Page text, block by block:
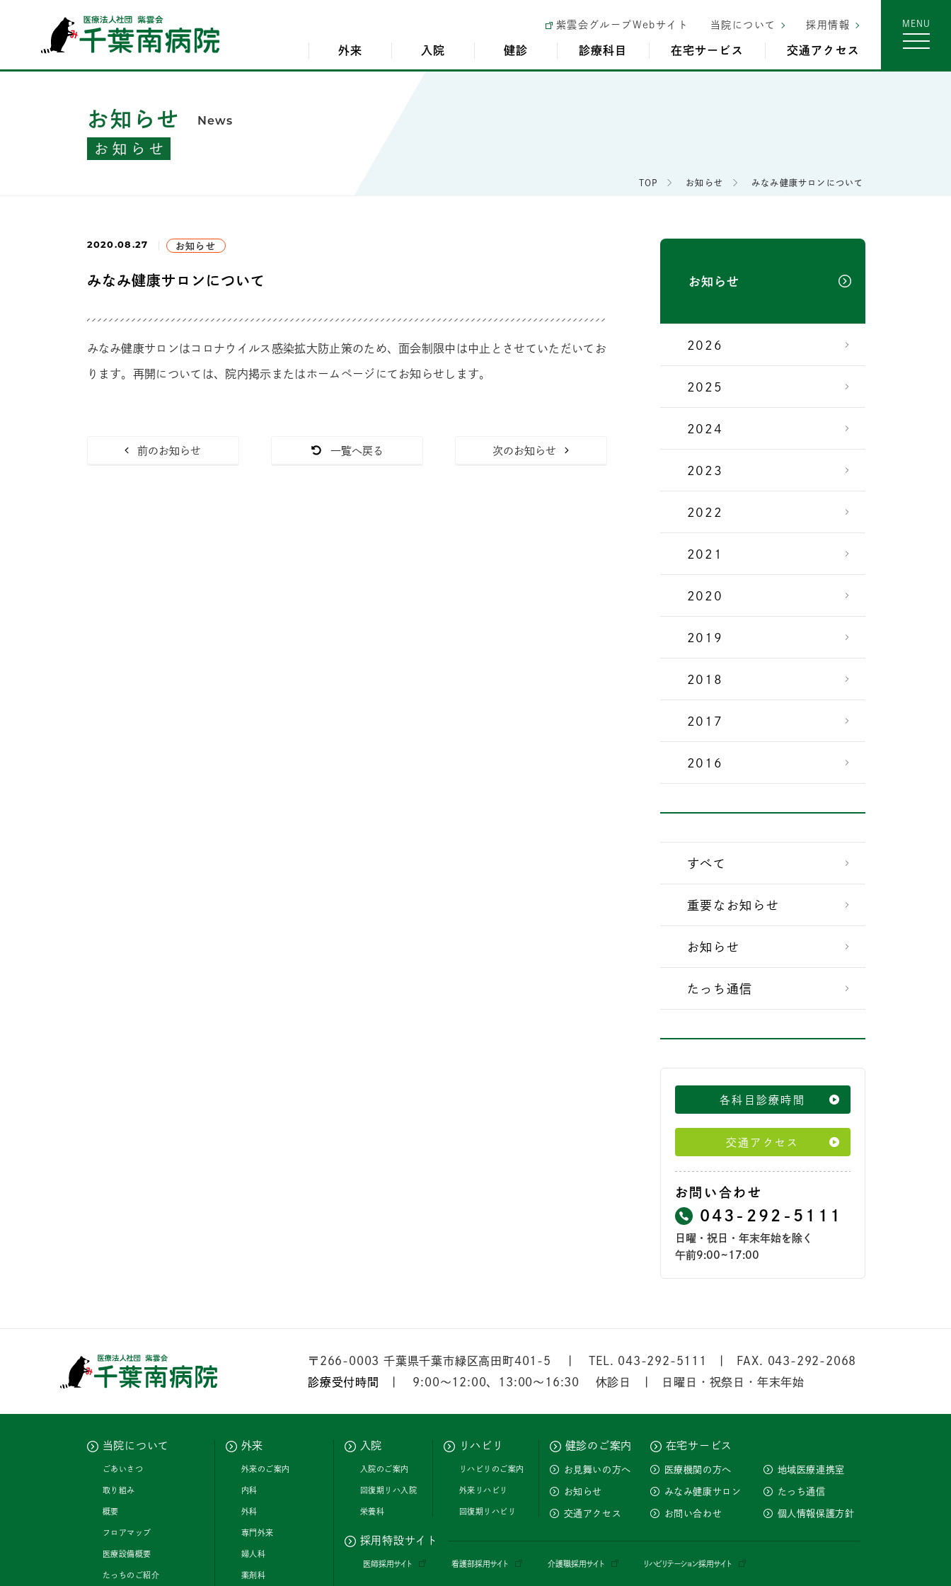
紫雲会グループWebサイト 当院について 採用情報
外来 入院 健診 診療科目 在宅サービス 交通アクセス
お知らせ News
お知らせ
TOP お知らせ みなみ健康サロンについて
2020.08.27 お知らせ
みなみ健康サロンについて
みなみ健康サロンはコロナウイルス感染拡大防止策のため、面会制限中は中止とさせていただいてお
ります。再開については、院内掲示またはホームページにてお知らせします。
前のお知らせ 一覧へ戻る 次のお知らせ
お知らせ
2026
2025
2024
2023
2022
2021
2020
2019
2018
2017
2016
すべて
重要なお知らせ
お知らせ
たっち通信
各科目診療時間
交通アクセス
お問い合わせ
043-292-5111
日曜・祝日・年末年始を除く
午前9:00~17:00
〒266-0003千葉県千葉市緑区高田町401-5 TEL. 043-292-5111
FAX. 043-292-2068
診療受付時間
9:00〜12:00、 13:00〜 16:30 休診日 | 日曜日・祝祭日・年末年始
当院について
ごあいさつ
取り組み
概要
フロアマップ
医療設備概要
たっちのご紹介
外来
外来のご案内
内科
外科
専門外来
婦人科
薬剤科
入院
入院のご案内
回復期リハ入院
栄養科
リハビリ
リハビリのご案内
外来リハビリ
回復期リハビリ
健診のご案内 在宅サービス
お見舞いの方へ 医療機関の方へ 地域医療連携室
お知らせ みなみ健康サロン たっち通信
交通アクセス お問い合わせ 個人情報保護方針
採用特設サイト
医師採用サイト 看護部採用サイト 介護職採用サイト リハビリテーション採用サイト